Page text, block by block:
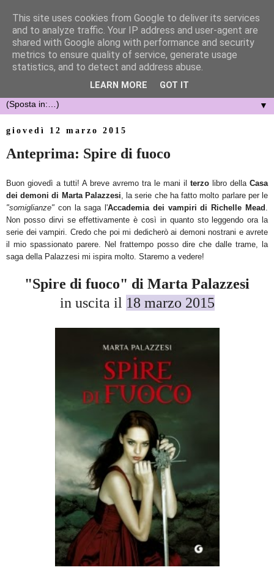
▼
giovedì 12 marzo 2015
Anteprima: Spire di fuoco
Buon giovedì a tutti! A breve avremo tra le mani il terzo libro della Casa
dei demoni di Marta Palazzesi , la serie che ha fatto molto parlare per le
"somiglianze" con la saga l'Accademia dei vampiri di Richelle Mead
Non posso dirvi se effettivamente è così in quanto sto leggendo ora la
serie dei vampiri. Credo che poi mi dedicherò ai demoni nostrani e avrete
il mio spassionato parere. Nel frattempo posso dire che dalle trame, la
saga della Palazzesi mi ispira molto. Staremo a vedere!
"Spire di fuoco" di Marta Palazzesi
in uscita il 18 marzo 2015
This site uses cookies from Google to deliver its services
and to analyze traffic. Your IP address and user-agent are
shared with Google along with performance and security
metrics to ensure quality of service, generate usage
statistics, and to detect and address abuse.
LEARN MORE GOT IT